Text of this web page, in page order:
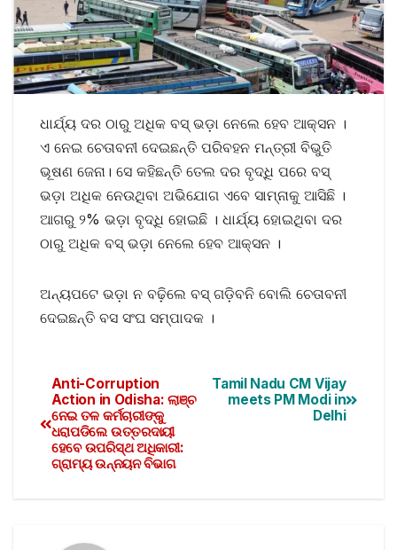
ଧାର୍ଯ୍ୟ ଦର ଠାରୁ ଅଧିକ ବସ୍‌ ଭଡ଼ା ନେଲେ ହେବ ଆକ୍ସନ ।
ଏ ନେଇ ଚେତାବନୀ ଦେଇଛନ୍ତି ପରିବହନ ମନ୍ତ୍ରୀ ବିଭୁତି
ଭୂଷଣ ଜେନା। ସେ କହିଛନ୍ତି ତେଲ ଦର ବୃଦ୍ଧି ପରେ ବସ୍‌
ଭଡ଼ା ଅଧିକ ନେଉଥିବା ଅଭିଯୋଗ ଏବେ ସାମ୍ନାକୁ ଆସିଛି ।
ଆଗରୁ ୨% ଭଡ଼ା ବୃଦ୍ଧି ହୋଇଛି । ଧାର୍ଯ୍ୟ ହୋଇଥିବା ଦର
ଠାରୁ ଅଧିକ ବସ୍‌ ଭଡ଼ା ନେଲେ ହେବ ଆକ୍ସନ ।
ଅନ୍ୟପଟେ ଭଡ଼ା ନ ବଢ଼ିଲେ ବସ୍ ଗଡ଼ିବନି ବୋଲି ଚେତାବନୀ
ଦେଇଛନ୍ତି ବସ ସଂଘ ସମ୍ପାଦକ ।
Tamil Nadu CM Vijay
meets PM Modi in
Delhi
Anti-Corruption
Action in Odisha: ଲାଞ୍ଚ
ନେଇ ତଳ କର୍ମଚାରୀଙ୍କୁ
ଧରାପଡିଲେ ଉତ୍ତରଦାୟୀ
ହେବେ ଉପରିସ୍ଥ ଅଧିକାରୀ:
ଗ୍ରାମ୍ୟ ଉନ୍ନୟନ ବିଭାଗ